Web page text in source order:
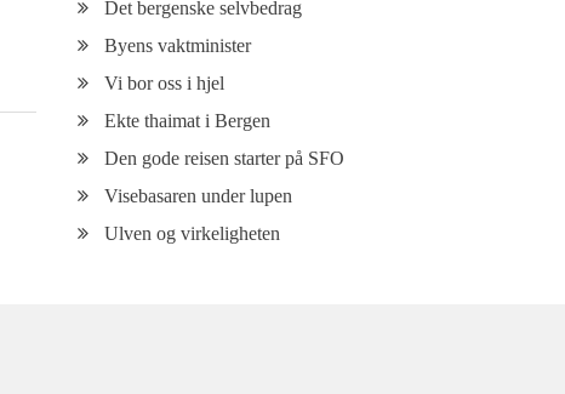
Det bergenske selvbedrag
Byens vaktminister
Vi bor oss i hjel
Ekte thaimat i Bergen
Den gode reisen starter på SFO
Visebasaren under lupen
Ulven og virkeligheten